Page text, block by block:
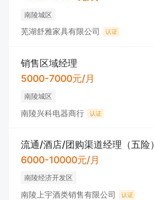
南陵城区
芜湖舒雅家具有限公司 认证
销售区域经理
5000-7000元/月
南陵城区
南陵兴科电器商行 认证
流通/酒店/团购渠道经理（五险）
6000-10000元/月
南陵经济开发区
南陵上宇酒类销售有限公司 认证